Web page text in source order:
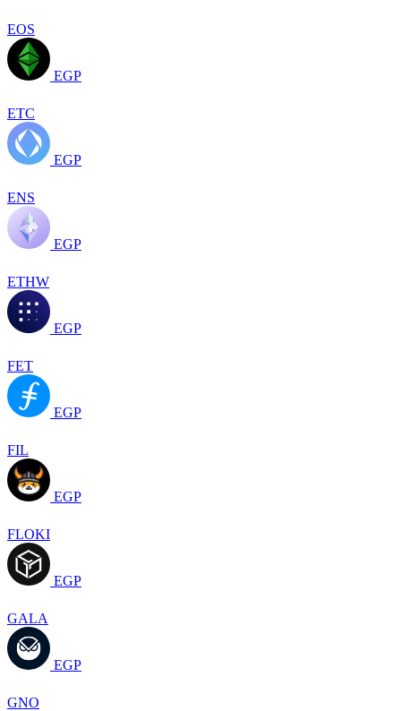
EOS
EGP
ETC
EGP
ENS
EGP
ETHW
EGP
FET
EGP
FIL
EGP
FLOKI
EGP
GALA
EGP
GNO